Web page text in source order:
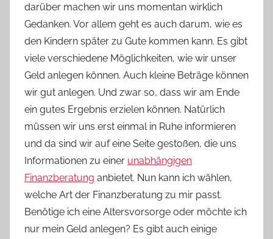
n
n
e
darüber machen wir uns momentan wirklich
Gedanken. Vor allem geht es auch darum, wie es
den Kindern später zu Gute kommen kann. Es gibt
viele verschiedene Möglichkeiten, wie wir unser
Geld anlegen können. Auch kleine Beträge können
wir gut anlegen. Und zwar so, dass wir am Ende
ein gutes Ergebnis erzielen können. Natürlich
müssen wir uns erst einmal in Ruhe informieren
und da sind wir auf eine Seite gestoßen, die uns
Informationen zu einer unabhängigen
Finanzberatung anbietet. Nun kann ich wählen,
welche Art der Finanzberatung zu mir passt.
Benötige ich eine Altersvorsorge oder möchte ich
nur mein Geld anlegen? Es gibt auch einige